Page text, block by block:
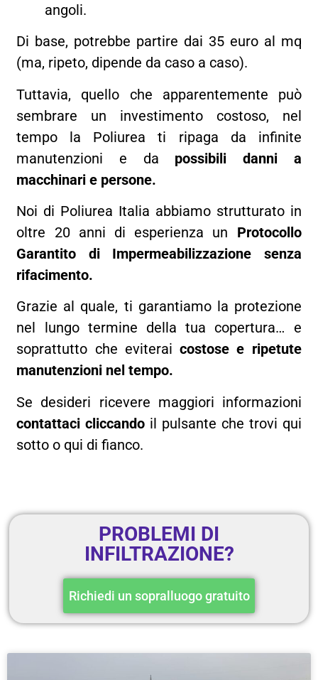
angoli.
Di base, potrebbe partire dai 35 euro al mq
(ma, ripeto, dipende da caso a caso).
Tuttavia, quello che apparentemente può
sembrare un investimento costoso, nel
tempo la Poliurea ti ripaga da infinite
manutenzioni e da possibili danni a
macchinari e persone.
Noi di Poliurea Italia abbiamo strutturato in
oltre 20 anni di esperienza un Protocollo
Garantito di Impermeabilizzazione senza
rifacimento.
Grazie al quale, ti garantiamo la protezione
nel lungo termine della tua copertura… e
soprattutto che eviteraicostose e ripetute
manutenzioni nel tempo.
Se desideri ricevere maggiori informazioni
contattaci cliccando il pulsante che trovi qui
sotto o qui di fianco.
PROBLEMI DI
INFILTRAZIONE?
Richiedi un sopralluogo gratuito